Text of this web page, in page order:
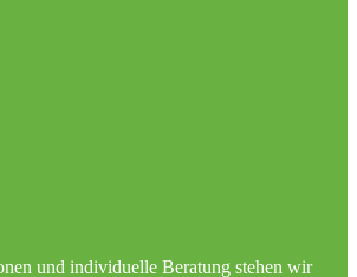
und individuelle Beratung stehen wir